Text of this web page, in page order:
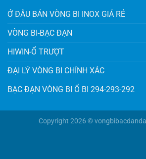
Ở ĐÂU BÁN VÒNG BI INOX GIÁ RẺ
VÒNG BI-BẠC ĐẠN
HIWIN-Ổ TRƯỢT
ĐẠI LÝ VÒNG BI CHÍNH XÁC
BẠC ĐẠN VÒNG BI Ổ BI 294-293-292
Copyright 2026 ©